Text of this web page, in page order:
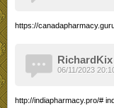
https://
RichardKix
http://indiapharmacy.pro/#
06/11/2023